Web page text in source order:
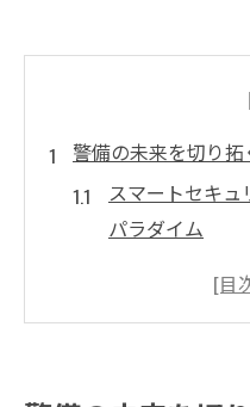
警備の未来を切り
スマートセキ
パラダイム
IoTによる警備